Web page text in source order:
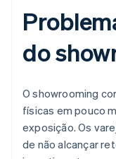
do
O showrooming
físicas em pouco
exposição. Os
de não alcançar